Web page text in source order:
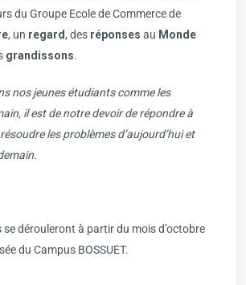
du Groupe Ecole de Commerce de
, un regard , des réponses au Monde
grandissons.
nos jeunes étudiants comme les
il est de notre devoir de répondre à
les problèmes d’aujourd’hui et
se dérouleront à partir du mois d’octobre
du Campus BOSSUET.